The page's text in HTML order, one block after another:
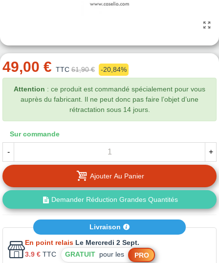
49,00 € TTC 61,90 € -20,84%
Attention : ce produit est commandé spécialement pour vous
auprès du fabricant. Il ne peut donc pas faire l’objet d’une
rétractation sous 14 jours.
Sur commande
- +
Ajouter Au Panier
Demander Réduction Grandes Quantités
Livraison
En point relais Le Mercredi 2 Sept.
3.9 € TTC GRATUIT pour les PRO